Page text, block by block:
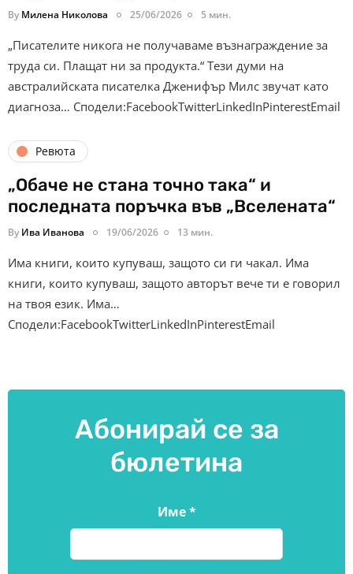
By Милена Николова 25/06/2026 5 мин.
„Писателите никога не получаваме възнаграждение за
труда си. Плащат ни за продукта.“ Тези думи на
австралийската писателка Дженифър Милс звучат като
диагноза… Сподели:FacebookTwitterLinkedInPinterestEmail
Ревюта
„Обаче не стана точно така“ и
последната поръчка във „Вселената“
By Ива Иванова 19/06/2026 13 мин.
Има книги, които купуваш, защото си ги чакал. Има
книги, които купуваш, защото авторът вече ти е говорил
на твоя език. Има…
Сподели:FacebookTwitterLinkedInPinterestEmail
Абонирай се за
бюлетина
Име*